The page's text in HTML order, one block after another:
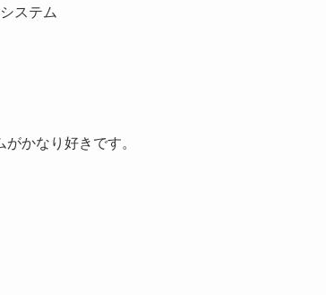
ステム
かなり好きです。